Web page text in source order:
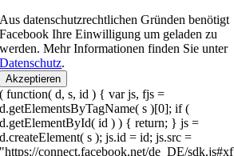
Aus datenschutzrechtlichen Gründen benötigt
Facebook Ihre Einwilligung um geladen zu
werden. Mehr Informationen finden Sie unter
Datenschutz.
Akzeptieren
( function( d, s, id ) { var js, fjs =
d.getElementsByTagName( s )[0]; if (
d.getElementById( id ) ) { return; } js =
d.createElement( s ); js.id = id; js.src =
"https://connect.facebook.net/de_DE/